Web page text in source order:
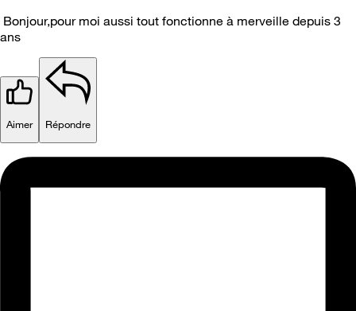
Bonjour,pour moi aussi tout fonctionne à merveille depuis 3
ans
Aimer Répondre